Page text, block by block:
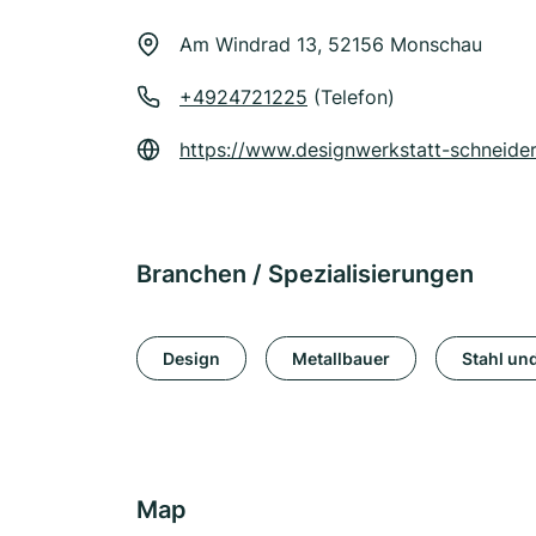
Am Windrad 13, 52156 Monschau
+4924721225 (Telefon)
https://www.designwerkstatt-
Branchen / Spezialisierungen
Design Metallbauer Stahl
Map